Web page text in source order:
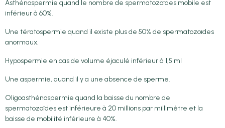
Asthénospermie quand le nombre de spermatozoïdes mobile est
inférieur à 60%.
Une tératospermie quand il existe plus de 50% de spermatozoïdes
anormaux.
Hypospermie en cas de volume éjaculé inférieur à 1,5 ml
Une aspermie, quand il y a une absence de sperme.
Oligoasthénospermie quand la baisse du nombre de
spermatozoïdes est inférieure à 20 millions par millimètre et la
baisse de mobilité inférieure à 40%.